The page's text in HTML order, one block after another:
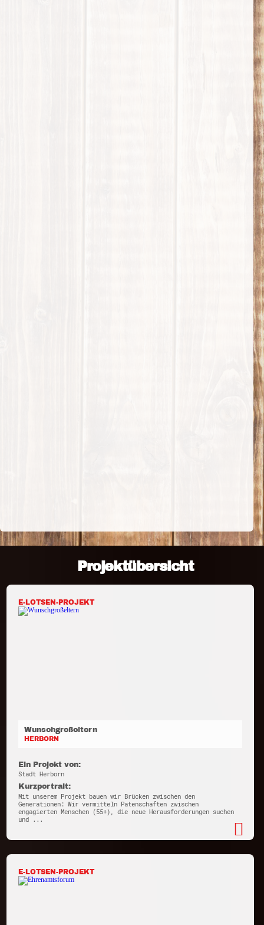
Projektübersicht
E-LOTSEN-PROJEKT
Wunschgroßeltern
HERBORN
Ein Projekt von:
Stadt Herborn
Kurzportrait:
Mit unserem Projekt bauen wir Brücken zwischen den
Generationen: Wir vermitteln Patenschaften zwischen
engagierten Menschen (55+), die neue Herausforderungen suchen
und ...
E-LOTSEN-PROJEKT